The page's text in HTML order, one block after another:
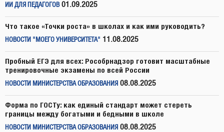
ИИ ДЛЯ ПЕДАГОГОВ 01.09.2025
Что такое «Точки роста» в школах и как ими руководить?
НОВОСТИ "МОЕГО УНИВЕРСИТЕТА" 11.08.2025
Пробный ЕГЭ для всех: Рособрнадзор готовит масштабные
тренировочные экзамены по всей России
НОВОСТИ МИНИСТЕРСТВА ОБРАЗОВАНИЯ 08.08.2025
Форма по ГОСТу: как единый стандарт может стереть
границы между богатыми и бедными в школе
НОВОСТИ МИНИСТЕРСТВА ОБРАЗОВАНИЯ 08.08.2025